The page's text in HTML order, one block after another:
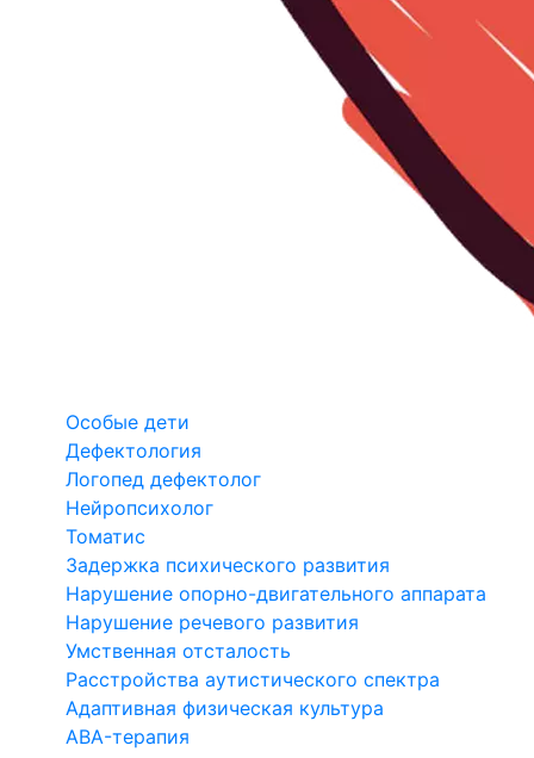
Особые дети
Дефектология
Логопед дефектолог
Нейропсихолог
Томатис
Задержка психического развития
Нарушение опорно-двигательного аппарата
Нарушение речевого развития
Умственная отсталость
Расстройства аутистического спектра
Адаптивная физическая культура
ABA-терапия